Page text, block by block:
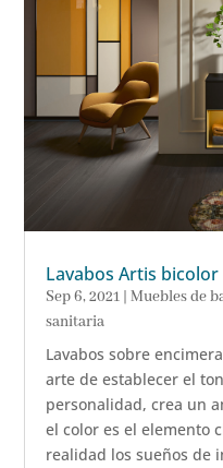
Lavabos Artis
Sep 6, 2021 |Muebles de
sanitaria
Lavabos sobre
arte de establecer el
personalidad, crea un
el color es el elemento
realidad los sueños de